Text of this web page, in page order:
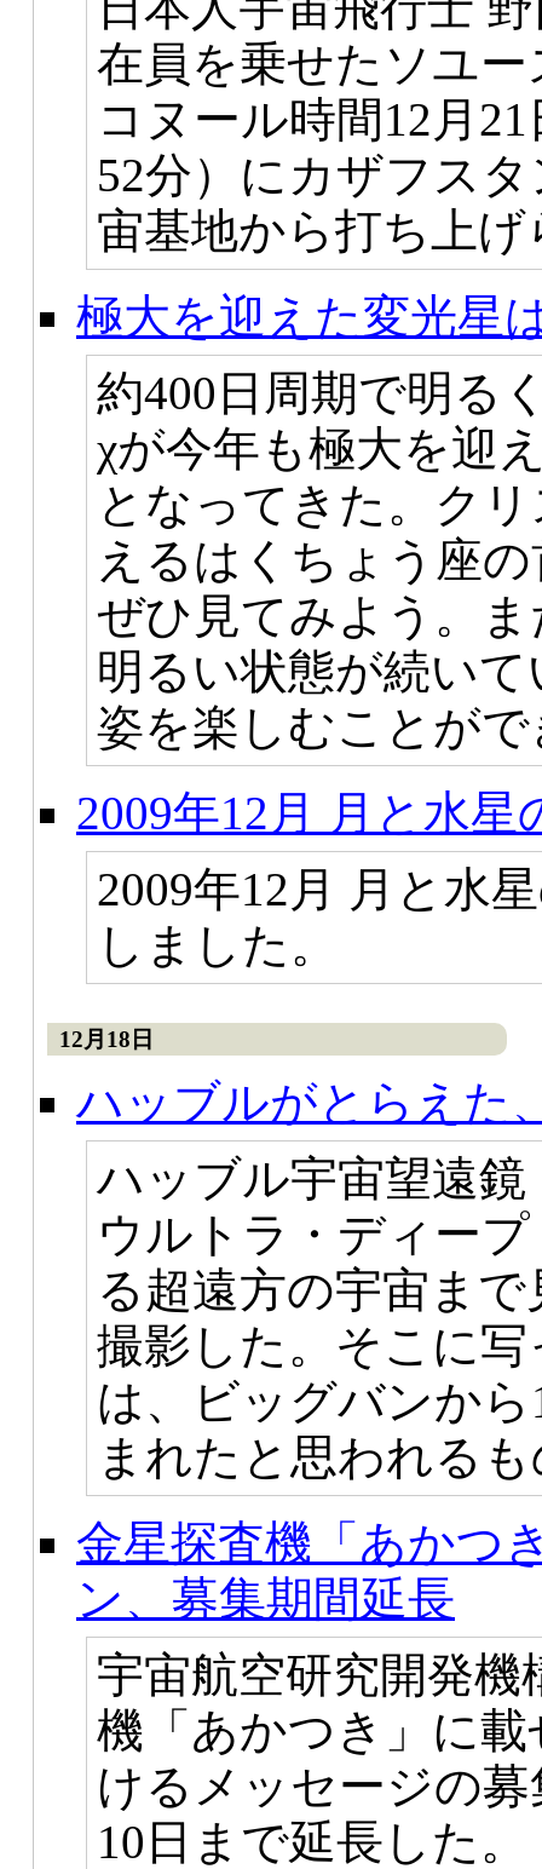
在員を乗せたソユ
コヌール時間12月
52分）にカザフス
宙基地から打ち上げ
極大を迎えた変光星
約400日周期で明る
χが今年も極大を迎
となってきた。ク
えるはくちょう座
ぜひ見てみよう。
明るい状態が続い
姿を楽しむことが
2009年12月 月と水
2009年12月 月と水
しました。
12月18日
ハッブルがとらえた
ハッブル宇宙望遠
ウルトラ・ディー
る超遠方の宇宙ま
撮影した。そこに
は、ビッグバンか
まれたと思われる
金星探査機「あかつ
ン、募集期間延長
宇宙航空研究開発
機「あかつき」に
けるメッセージの
10日まで延長した。